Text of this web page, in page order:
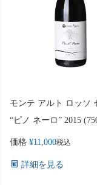
モンテ アルト ロッソ
“ピノ ネーロ” 2015
価格 ¥11,000税込
詳細を見る